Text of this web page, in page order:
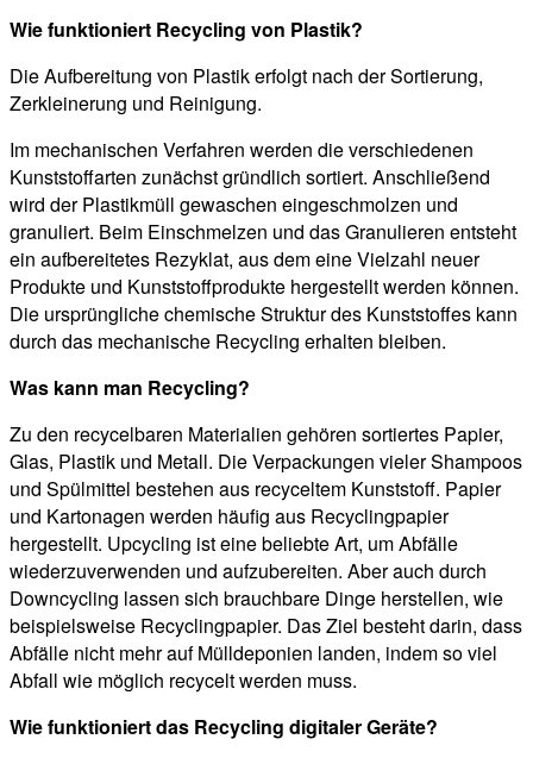
Wie funktioniert Recycling von Plastik?
Die Aufbereitung von Plastik erfolgt nach der Sortierung,
Zerkleinerung und Reinigung.
Im mechanischen Verfahren werden die verschiedenen
Kunststoffarten zunächst gründlich sortiert. Anschließend
wird der Plastikmüll gewaschen eingeschmolzen und
granuliert. Beim Einschmelzen und das Granulieren entsteht
ein aufbereitetes Rezyklat, aus dem eine Vielzahl neuer
Produkte und Kunststoffprodukte hergestellt werden können.
Die ursprüngliche chemische Struktur des Kunststoffes kann
durch das mechanische Recycling erhalten bleiben.
Was kann man Recycling?
Zu den recycelbaren Materialien gehören sortiertes Papier,
Glas, Plastik und Metall. Die Verpackungen vieler Shampoos
und Spülmittel bestehen aus recyceltem Kunststoff. Papier
und Kartonagen werden häufig aus Recyclingpapier
hergestellt. Upcycling ist eine beliebte Art, um Abfälle
wiederzuverwenden und aufzubereiten. Aber auch durch
Downcycling lassen sich brauchbare Dinge herstellen, wie
beispielsweise Recyclingpapier. Das Ziel besteht darin, dass
Abfälle nicht mehr auf Mülldeponien landen, indem so viel
Abfall wie möglich recycelt werden muss.
Wie funktioniert das Recycling digitaler Geräte?